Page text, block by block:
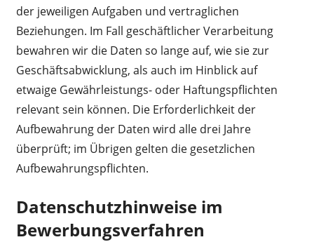
der jeweiligen Aufgaben und vertraglichen
Beziehungen. Im Fall geschäftlicher Verarbeitung
bewahren wir die Daten so lange auf, wie sie zur
Geschäftsabwicklung, als auch im Hinblick auf
etwaige Gewährleistungs- oder Haftungspflichten
relevant sein können. Die Erforderlichkeit der
Aufbewahrung der Daten wird alle drei Jahre
überprüft; im Übrigen gelten die gesetzlichen
Aufbewahrungspflichten.
Datenschutzhinweise im
Bewerbungsverfahren